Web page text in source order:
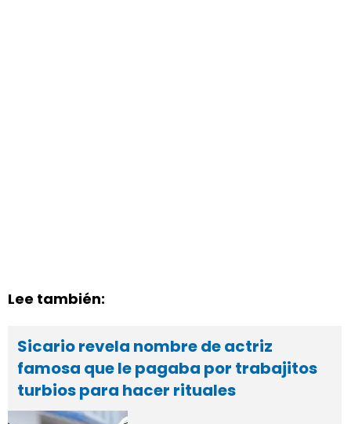
Lee también:
Sicario revela nombre de actriz
famosa que le pagaba por trabajitos
turbios para hacer rituales